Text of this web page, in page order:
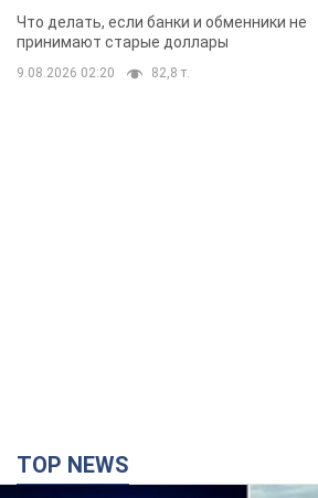
банки такие купюры
Что делать, если банки и обменники не
принимают старые доллары
9.08.2026 02:20 82,8 т.
TOP NEWS